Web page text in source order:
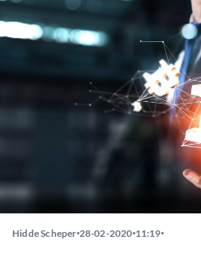
Hidde Scheper 28-02-2020 11:19